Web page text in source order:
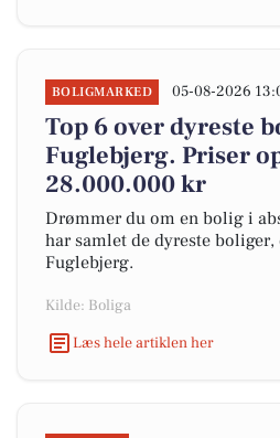
BOLIGMARKED 05-08-2026
Top 6 over dyreste
Fuglebjerg. Priser
28.000.000 kr
Drømmer du om en bolig i
har samlet de dyreste
Fuglebjerg.
Kilde: Boliga
Læs hele artiklen her